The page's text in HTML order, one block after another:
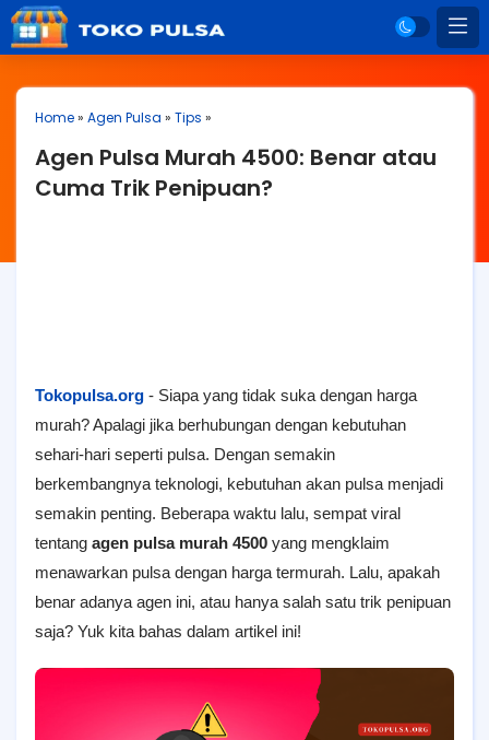
Home» Agen Pulsa » Tips »
Agen Pulsa Murah 4500: Benar atau
Cuma Trik Penipuan?
Tokopulsa.org - Siapa yang tidak suka dengan harga
murah? Apalagi jika berhubungan dengan kebutuhan
sehari-hari seperti pulsa. Dengan semakin
berkembangnya teknologi, kebutuhan akan pulsa menjadi
semakin penting. Beberapa waktu lalu, sempat viral
tentang agen pulsa murah 4500 yang mengklaim
menawarkan pulsa dengan harga termurah. Lalu, apakah
benar adanya agen ini, atau hanya salah satu trik penipuan
saja? Yuk kita bahas dalam artikel ini!